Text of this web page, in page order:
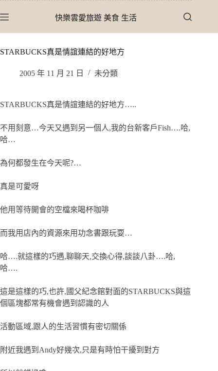
至
內
快樂雲愛旅遊 美食 生活
STARBUCKS真是情誼連結的好地方
2005 年 11 月 21 日 未分類
STARBUCKS真是情誼連結的好地方…..
不用刻意…今天又遇到另一個人,我的台新客戶Fish….哈,
哈…
為何都發生在今天呢?…
真是可愛呀
他用等待開會的空檔來喝杯咖啡
而我用店內的資源來用功念書跟玩耍…
哈….就這樣的巧遇,聊聊天,交換心得,談談八卦….哈,
哈….
這是這樣的巧,也許,國父紀念館對面的STARBUCKS與這
個區塊都常有機會遇到認識的人
活動區域,跟人的生活習慣有密切關係
附近我遇到Andy好幾次,只是有時怕干擾到對方